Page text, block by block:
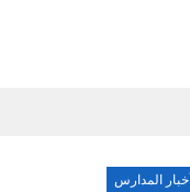
أخبار المدارس